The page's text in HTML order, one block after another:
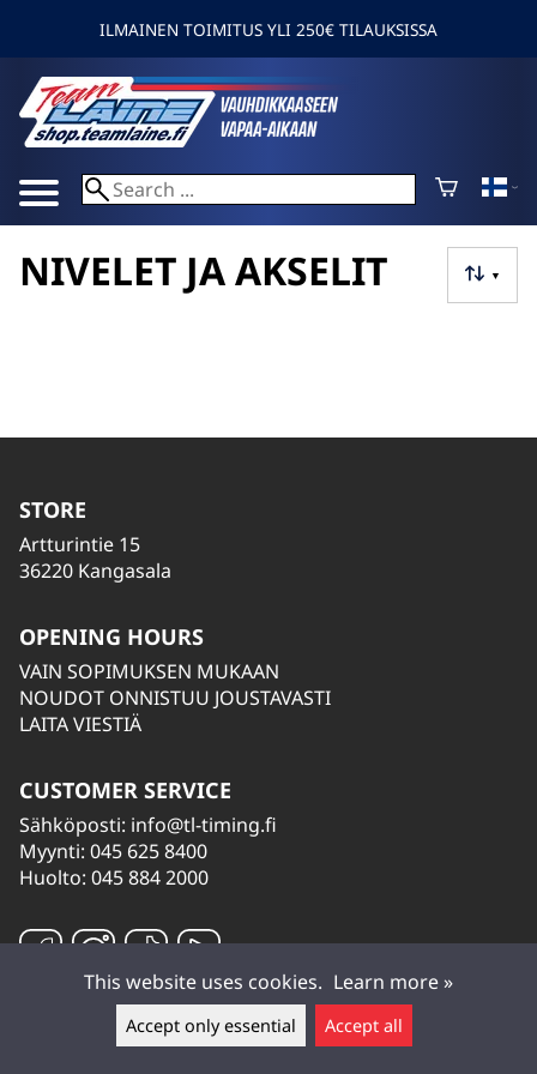
Leave a message ▲
ILMAINEN TOIMITUS YLI 250€ TILAUKSISSA
▼
NIVELET JA AKSELIT
STORE
Artturintie 15
36220 Kangasala
OPENING HOURS
VAIN SOPIMUKSEN MUKAAN
NOUDOT ONNISTUU JOUSTAVASTI
LAITA VIESTIÄ
CUSTOMER SERVICE
Sähköposti: info@tl-timing.fi
Myynti: 045 625 8400
Huolto: 045 884 2000
This website uses cookies. Learn more »
Accept only essential Accept all